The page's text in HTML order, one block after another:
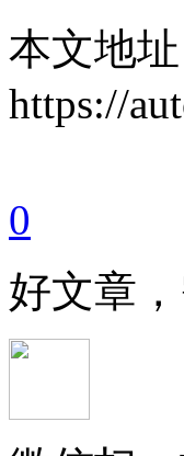
本文地址
https://
0
好文章